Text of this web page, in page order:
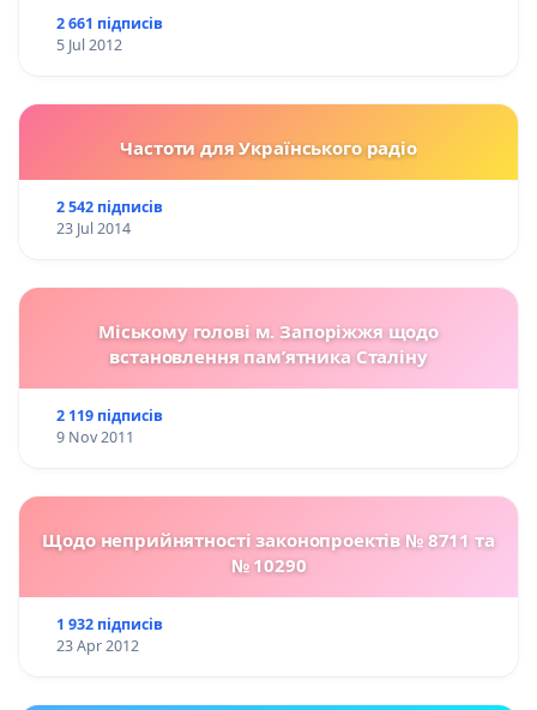
2 661 підписів
5 Jul 2012
Частоти для Українського радіо
2 542 підписів
23 Jul 2014
Міському голові м. Запоріжжя щодо
встановлення пам’ятника Сталіну
2 119 підписів
9 Nov 2011
Щодо неприйнятності законопроектів № 8711 та
№ 10290
1 932 підписів
23 Apr 2012